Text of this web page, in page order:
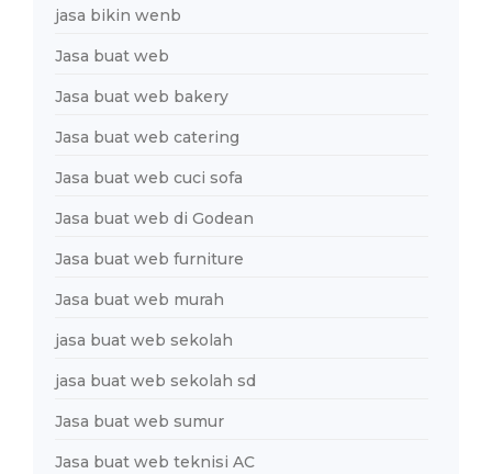
jasa bikin wenb
Jasa buat web
Jasa buat web bakery
Jasa buat web catering
Jasa buat web cuci sofa
Jasa buat web di Godean
Jasa buat web furniture
Jasa buat web murah
jasa buat web sekolah
jasa buat web sekolah sd
Jasa buat web sumur
Jasa buat web teknisi AC